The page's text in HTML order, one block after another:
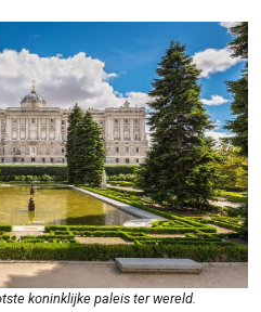
koninklijke paleis ter wereld.